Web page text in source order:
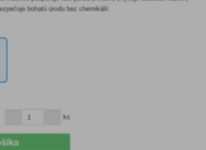
bohatú úrodu bez chemikálií.
ks